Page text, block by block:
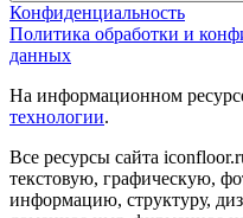
Конфиденциальность
Политика обработки и
данных
На информационном
технологии.
Все ресурсы сайта
текстовую, графическую,
информацию, структуру,